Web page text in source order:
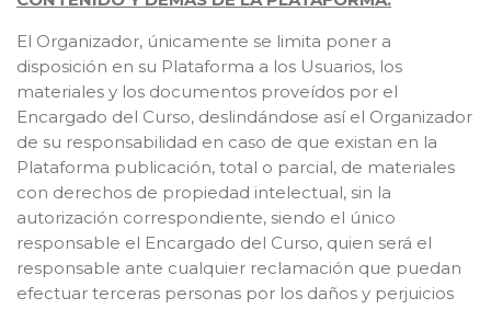
El Organizador, únicamente se limita poner a
disposición en su Plataforma a los Usuarios, los
materiales y los documentos proveídos por el
Encargado del Curso, deslindándose así el Organizador
de su responsabilidad en caso de que existan en la
Plataforma publicación, total o parcial, de materiales
con derechos de propiedad intelectual, sin la
autorización correspondiente, siendo el único
responsable el Encargado del Curso, quien será el
responsable ante cualquier reclamación que puedan
efectuar terceras personas por los daños y perjuicios